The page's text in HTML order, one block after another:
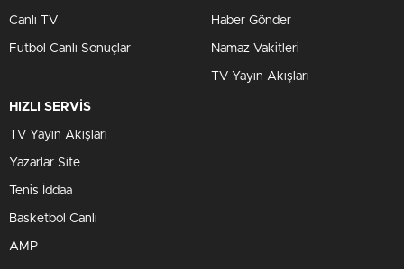
Canlı TV
Futbol Canlı Sonuçlar
Haber Gönder
Namaz Vakitleri
TV Yayın Akışları
HIZLI SERVİS
TV Yayın Akışları
Yazarlar Site
Tenis İddaa
Basketbol Canlı
AMP